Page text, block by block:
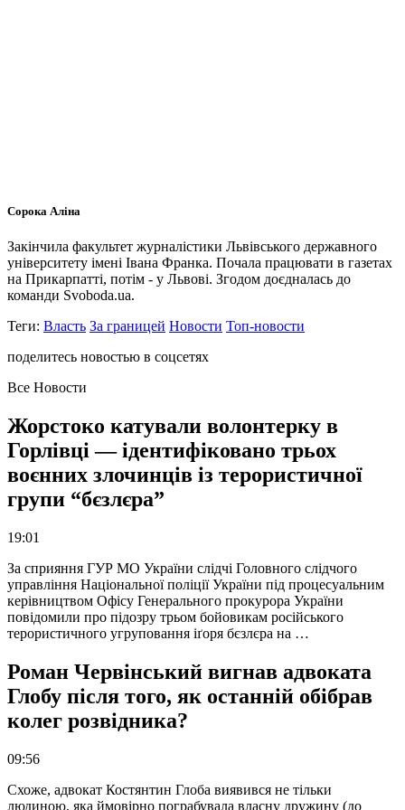
Сорока Аліна
Закінчила факультет журналістики Львівського державного
університету імені Івана Франка. Почала працювати в газетах
на Прикарпатті, потім - у Львові. Згодом доєдналась до
команди Svoboda.ua.
Теги: Власть За границей Новости Топ-новости
поделитесь новостью в соцсетях
Все Новости
Жорстоко катували волонтерку в
Горлівці — ідентифіковано трьох
воєнних злочинців із терористичної
групи “бєзлєра”
19:01
За сприяння ГУР МО України слідчі Головного слідчого
управління Національної поліції України під процесуальним
керівництвом Офісу Генерального прокурора України
повідомили про підозру трьом бойовикам російського
терористичного угруповання іґоря бєзлєра на …
Роман Червінський вигнав адвоката
Глобу після того, як останній обібрав
колег розвідника?
09:56
Схоже, адвокат Костянтин Глоба виявився не тільки
людиною, яка ймовірно пограбувала власну дружину (до